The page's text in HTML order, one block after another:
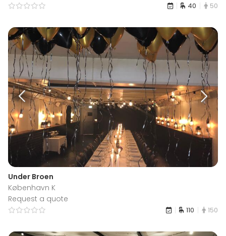
40 50
Under Broen
København K
Request a quote
110 150